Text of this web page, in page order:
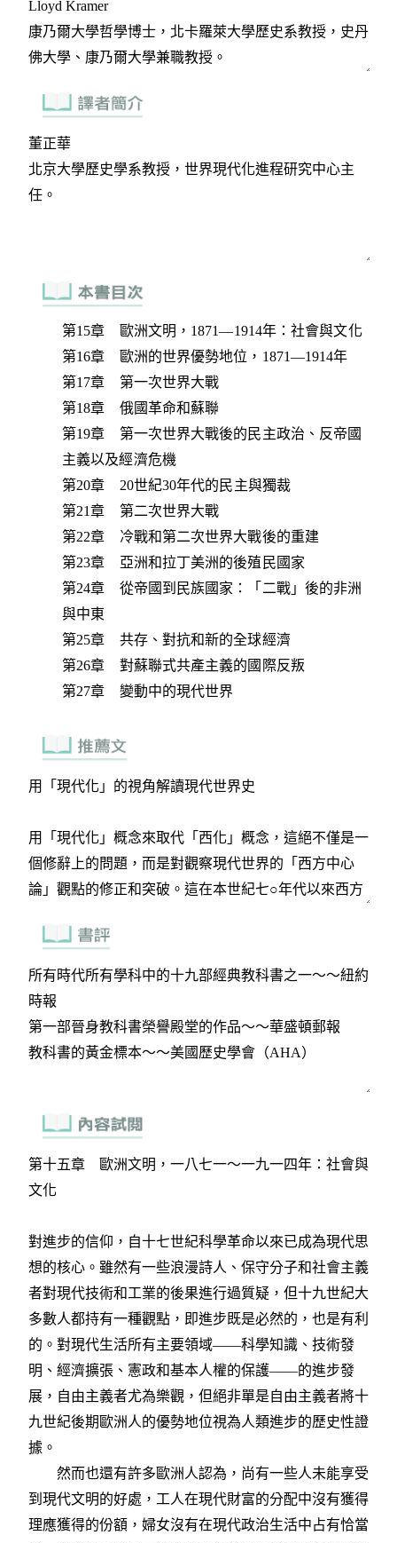
第15章 歐洲文明，1871—1914年：社會與文化
第16章 歐洲的世界優勢地位，1871—1914年
第17章 第一次世界大戰
第18章 俄國革命和蘇聯
第19章 第一次世界大戰後的民主政治、反帝國
主義以及經濟危機
第20章 20世紀30年代的民主與獨裁
第21章 第二次世界大戰
第22章 冷戰和第二次世界大戰後的重建
第23章 亞洲和拉丁美洲的後殖民國家
第24章 從帝國到民族國家：「二戰」後的非洲
與中東
第25章 共存、對抗和新的全球經濟
第26章 對蘇聯式共產主義的國際反叛
第27章 變動中的現代世界